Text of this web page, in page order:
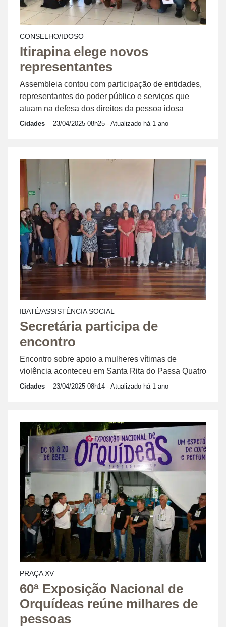
CONSELHO/IDOSO
Itirapina elege novos
representantes
Assembleia contou com participação de entidades,
representantes do poder público e serviços que
atuam na defesa dos direitos da pessoa idosa
Cidades 23/04/2025 08h25 - Atualizado há 1 ano
IBATÉ/ASSISTÊNCIA SOCIAL
Secretária participa de
encontro
Encontro sobre apoio a mulheres vítimas de
violência aconteceu em Santa Rita do Passa Quatro
Cidades 23/04/2025 08h14 - Atualizado há 1 ano
PRAÇA XV
60ª Exposição Nacional de
Orquídeas reúne milhares de
pessoas